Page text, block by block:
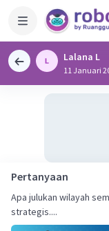
Lalana L
11 Januari
Pertanyaan
Apa julukan wilayah
strategis....